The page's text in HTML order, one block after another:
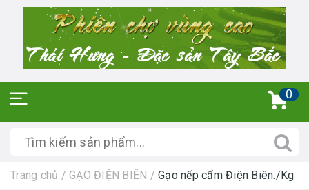
0
Trang chủ / GẠO ĐIỆN BIÊN / Gạo nếp cẩm Điện Biên./Kg